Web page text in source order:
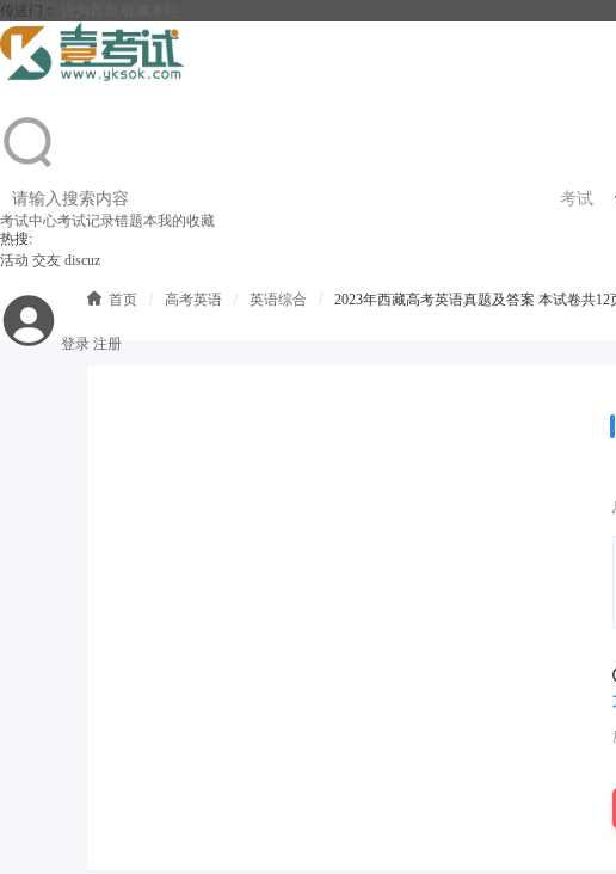
传送门：
考试
热搜:
活动 交友 discuz
登录 注册
考试中心考试记录错题本我的收藏
 首页 / 高考英语 / 英语综合 / 2023年西藏高考英语真题及答案 本试卷共